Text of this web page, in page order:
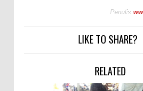
Penulis
LIKE TO SHARE?
RELATED